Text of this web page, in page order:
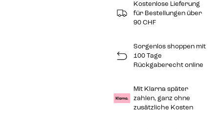
Kostenlose Lieferung
für Bestellungen über
90 CHF
Sorgenlos shoppen mit
100 Tage
Rückgaberecht online
Mit Klarna später
zahlen, ganz ohne
zusätzliche Kosten